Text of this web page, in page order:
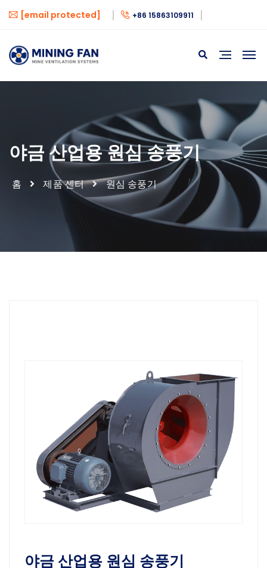
[email protected] +86 15863109911
야금 산업용 원심 송풍기
홈 제품 센터 원심 송풍기
야금 산업용 원심 송풍기